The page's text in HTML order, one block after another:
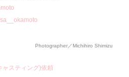
Photographer／Michihiro Shimizu
ャスティング)依頼